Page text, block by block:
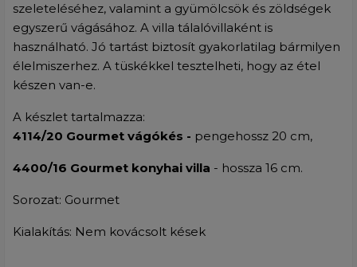
szeleteléséhez, valamint a gyümölcsök és zöldségek
egyszerű vágásához. A villa tálalóvillaként is
használható. Jó tartást biztosít gyakorlatilag bármilyen
élelmiszerhez. A tüskékkel tesztelheti, hogy az étel
készen van-e.
A készlet tartalmazza:
4114/20 Gourmet vágókés - pengehossz 20 cm,
4400/16 Gourmet konyhai villa - hossza 16 cm.
Sorozat: Gourmet
Kialakítás: Nem kovácsolt kések